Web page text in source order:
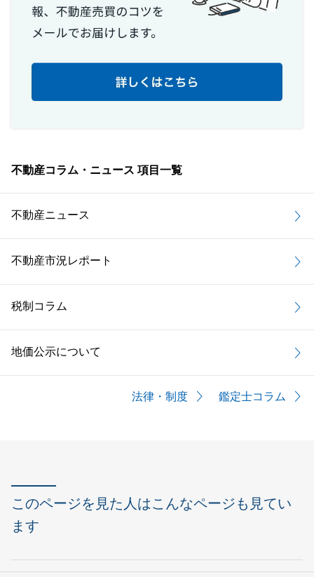
不動産コラム・ニュース 項目一覧
不動産ニュース
不動産市況レポート
税制コラム
地価公示について
法律・制度 鑑定士コラム
このページを見た人はこんなページも見てい
ます